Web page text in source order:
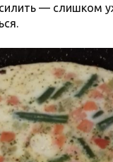
— слишком